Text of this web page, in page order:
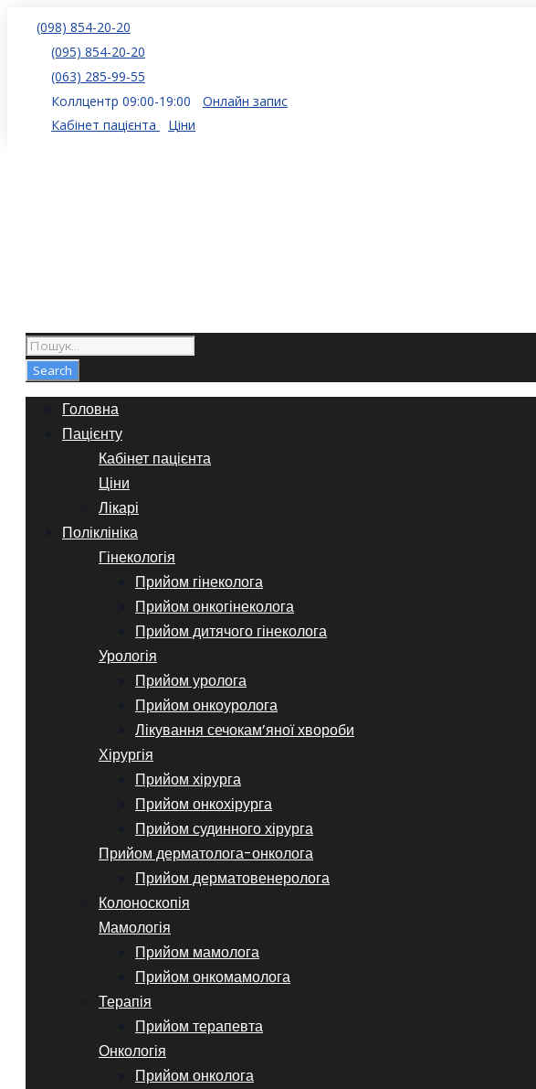
(098) 854-20-20
(095) 854-20-20
(063) 285-99-55
Коллцентр 09:00-19:00
Онлайн запис
Кабінет пацієнта
Ціни
Головна
Пацієнту
Кабінет пацієнта
Ціни
Лікарі
Поліклініка
Гінекологія
Прийом гінеколога
Прийом онкогінеколога
Прийом дитячого гінеколога
Урологія
Прийом уролога
Прийом онкоуролога
Лікування сечокам’яної хвороби
Хірургія
Прийом хірурга
Прийом онкохірурга
Прийом судинного хірурга
Прийом дерматолога-онколога
Прийом дерматовенеролога
Колоноскопія
Мамологія
Прийом мамолога
Прийом онкомамолога
Терапія
Прийом терапевта
Онкологія
Прийом онколога